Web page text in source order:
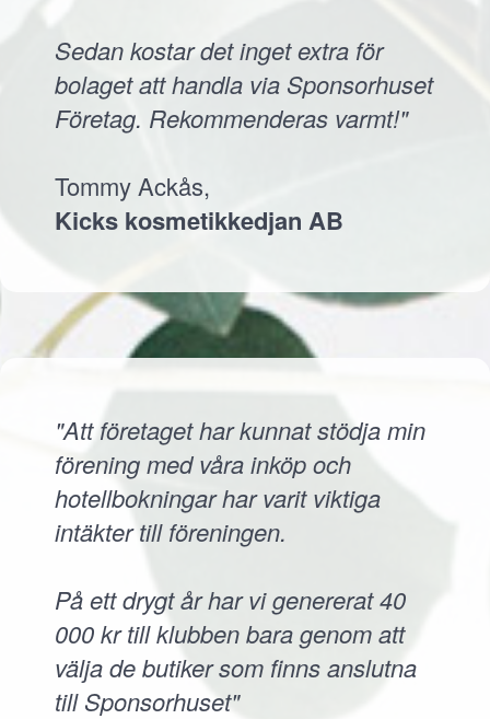
Sedan kostar det inget extra för
bolaget att handla via Sponsorhuset
Företag. Rekommenderas varmt!"
Tommy Ackås,
Kicks kosmetikkedjan AB
"Att företaget har kunnat stödja min
förening med våra inköp och
hotellbokningar har varit viktiga
intäkter till föreningen.
På ett drygt år har vi genererat 40
000 kr till klubben bara genom att
välja de butiker som finns anslutna
till Sponsorhuset"